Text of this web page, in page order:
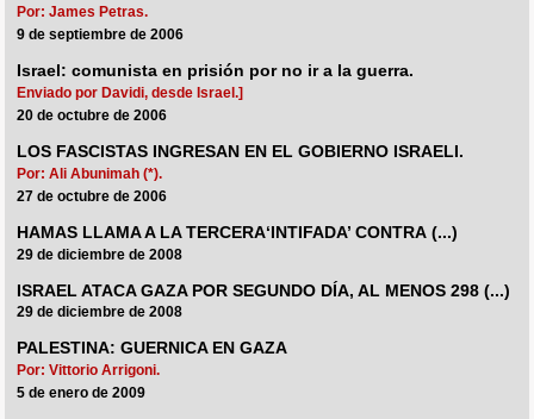
Por: James Petras.
9 de septiembre de 2006
Israel: comunista en prisión por no ir a la guerra.
Enviado por Davidi, desde Israel.]
20 de octubre de 2006
LOS FASCISTAS INGRESAN EN EL GOBIERNO ISRAELI.
Por: Ali Abunimah (*).
27 de octubre de 2006
HAMAS LLAMA A LA TERCERA‘INTIFADA’ CONTRA (...)
29 de diciembre de 2008
ISRAEL ATACA GAZA POR SEGUNDO DÍA, AL MENOS 298 (...)
29 de diciembre de 2008
PALESTINA: GUERNICA EN GAZA
Por: Vittorio Arrigoni.
5 de enero de 2009